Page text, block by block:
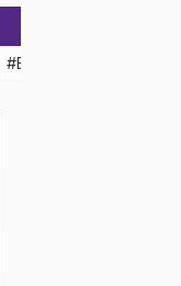
#Ekonomi Indonesia